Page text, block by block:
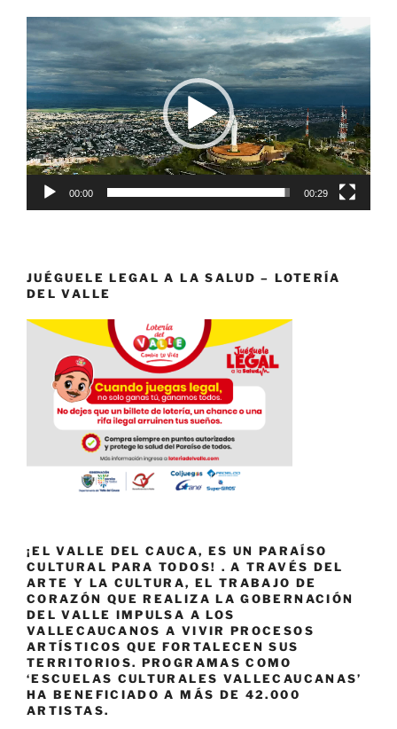
Reproductor
de
vídeo
00:00 00:29
JUÉGUELE LEGAL A LA SALUD – LOTERÍA
DEL VALLE
¡EL VALLE DEL CAUCA, ES UN PARAÍSO
CULTURAL PARA TODOS! . A TRAVÉS DEL
ARTE Y LA CULTURA, EL TRABAJO DE
CORAZÓN QUE REALIZA LA GOBERNACIÓN
DEL VALLE IMPULSA A LOS
VALLECAUCANOS A VIVIR PROCESOS
ARTÍSTICOS QUE FORTALECEN SUS
TERRITORIOS. PROGRAMAS COMO
‘ESCUELAS CULTURALES VALLECAUCANAS’
HA BENEFICIADO A MÁS DE 42.000
ARTISTAS.